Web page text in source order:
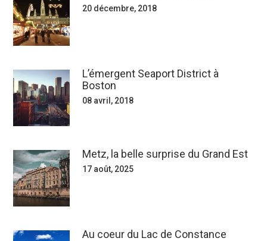
20 décembre, 2018
L’émergent Seaport District à
Boston
08 avril, 2018
Metz, la belle surprise du Grand Est
17 août, 2025
Au coeur du Lac de Constance